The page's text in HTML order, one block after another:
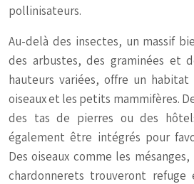
pollinisateurs.
Au-delà des insectes, un massif
des arbustes, des graminées et
hauteurs variées, offre un
oiseaux et les petits mammifères.
des tas de pierres ou des
également être intégrés pour
Des oiseaux comme les
chardonnerets trouveront